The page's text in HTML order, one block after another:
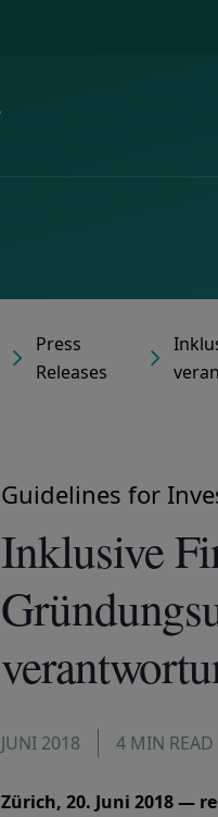
Press
Releases
Guidelines for
Inklusive
JUNI 2018 4 MIN READ
Zürich, 20. Juni 2018 —